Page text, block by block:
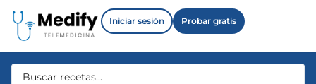
Iniciar sesión Probar gratis